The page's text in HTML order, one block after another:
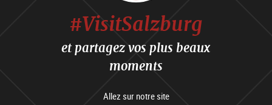
#VisitSalzburg
et partagez vos plus beaux
moments
Allez sur notre site